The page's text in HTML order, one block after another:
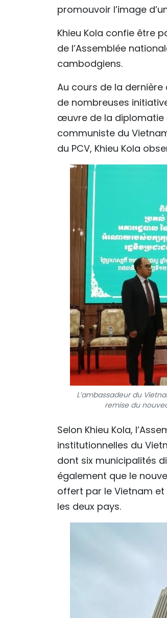
promouvoir l’image
Khieu Kola confie être
de l’Assemblée
cambodgiens.
Au cours de la dernière
de nombreuses
œuvre de la diplomatie
communiste du
du PCV, Khieu Kola
L’ambassadeur du
remise du
Selon Khieu Kola,
institutionnelles du
dont six municipalités
également que le
offert par le Vietnam
les deux pays.